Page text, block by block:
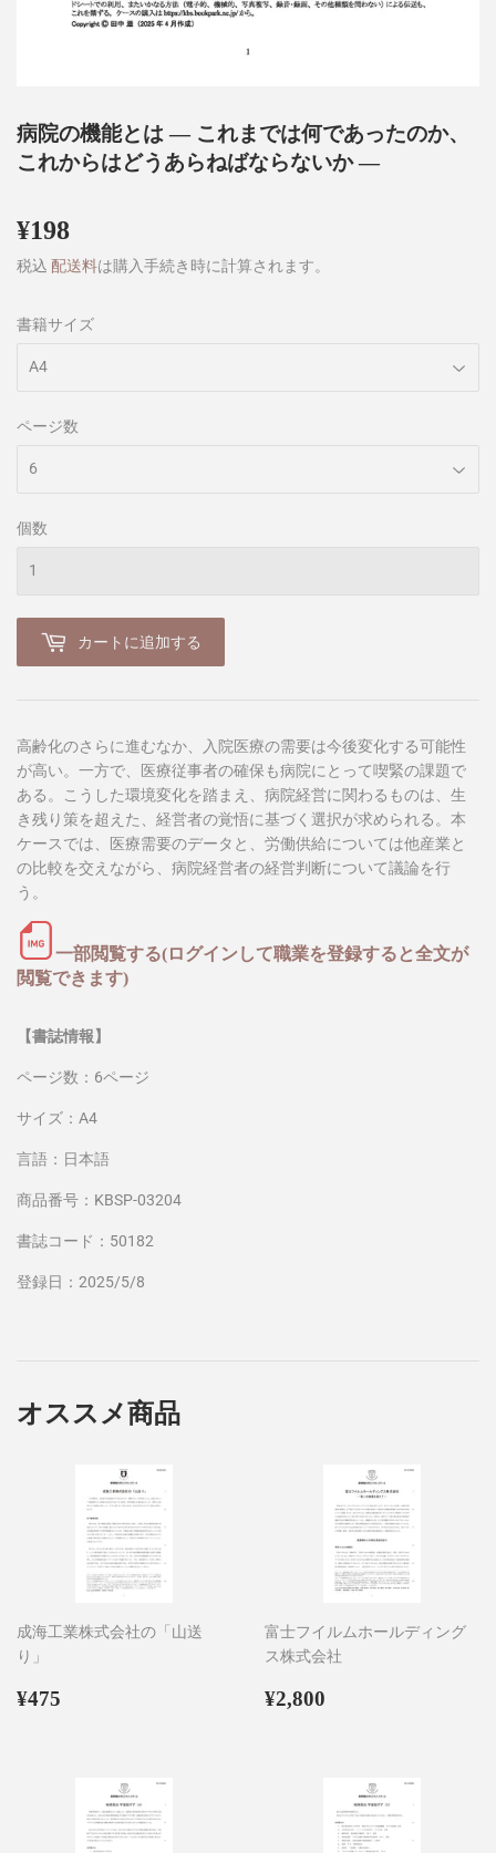
病院の機能とは ― これまでは何であったのか、
これからはどうあらねばならないか ―
¥198
税込 配送料は購入手続き時に計算されます。
書籍サイズ
ページ数
個数
カートに追加する
高齢化のさらに進むなか、入院医療の需要は今後変化する可能性
が高い。一方で、医療従事者の確保も病院にとって喫緊の課題で
ある。こうした環境変化を踏まえ、病院経営に関わるものは、生
き残り策を超えた、経営者の覚悟に基づく選択が求められる。本
ケースでは、医療需要のデータと、労働供給については他産業と
の比較を交えながら、病院経営者の経営判断について議論を行
う。
一部閲覧する(ログインして職業を登録すると全文が
閲覧できます)
【書誌情報】
ページ数：6ページ
サイズ：A4
言語：日本語
商品番号：KBSP-03204
書誌コード：50182
登録日：2025/5/8
オススメ商品
成海工業株式会社の「山送
り」
通
¥475
富士フイルムホールディング
ス株式会社
通
¥2,800